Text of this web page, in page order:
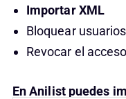
Importar XML
Bloquear usuarios
Revocar el
En Anilist puedes